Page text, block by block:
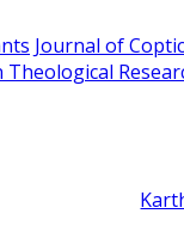
Journal of